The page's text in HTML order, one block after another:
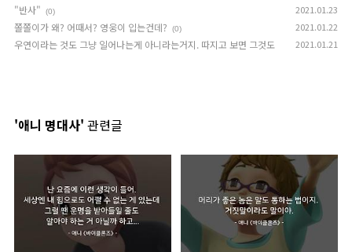
"반사" (0) 2021.01.23
쫄쫄이가 왜? 어때서? 영웅이 입는건데? (0) 2021.01.22
우연이라는 것도 그냥 일어나는게 아니라는거지. 따지고 보면 그것도 일종의 운명인거야.
2021.01.21
'애니 명대사' 관련글